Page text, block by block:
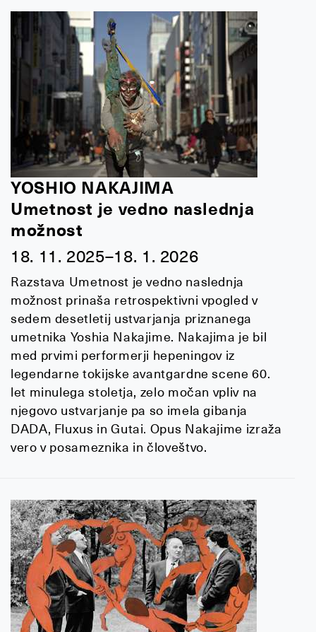
YOSHIO NAKAJIMA
Umetnost je vedno naslednja
možnost
18. 11. 2025–18. 1. 2026
Razstava Umetnost je vedno naslednja
možnost prinaša retrospektivni vpogled v
sedem desetletij ustvarjanja priznanega
umetnika Yoshia Nakajime. Nakajima je bil
med prvimi performerji hepeningov iz
legendarne tokijske avantgardne scene 60.
let minulega stoletja, zelo močan vpliv na
njegovo ustvarjanje pa so imela gibanja
DADA, Fluxus in Gutai. Opus Nakajime izraža
vero v posameznika in človeštvo.